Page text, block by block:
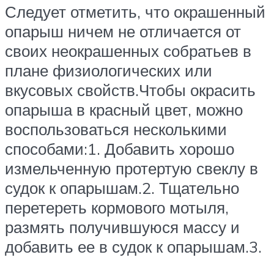
Следует отметить, что окрашенный
опарыш ничем не отличается от
своих неокрашенных собратьев в
плане физиологических или
вкусовых свойств.Чтобы окрасить
опарыша в красный цвет, можно
воспользоваться несколькими
способами:1. Добавить хорошо
измельченную протертую свеклу в
судок к опарышам.2. Тщательно
перетереть кормового мотыля,
размять получившуюся массу и
добавить ее в судок к опарышам.3.